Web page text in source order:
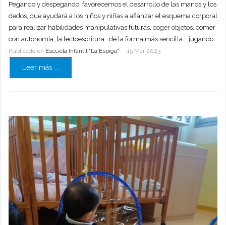
Pegando y despegando, favorecemos el desarrollo de las manos y los
dedos, que ayudará a los niños y niñas a afianzar el esquema corporal
para realizar habilidades manipulativas futuras, coger objetos, comer
con autonomía, la lectoescritura...de la forma más sencilla....jugando.
Publicado en Escuela Infantil "La Espiga" 15 Mar 2023
Leer más ...